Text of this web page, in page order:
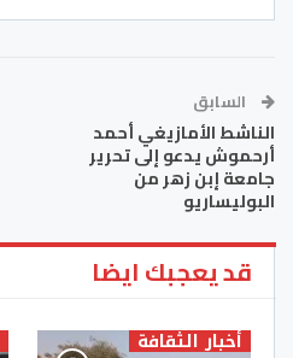
السابق
الناشط الأمازيغي أحمد
أرحموش يدعو إلى تحرير
جامعة إبن زهر من
البوليساريو
قد يعجبك ايضا
أخبار الثقافة